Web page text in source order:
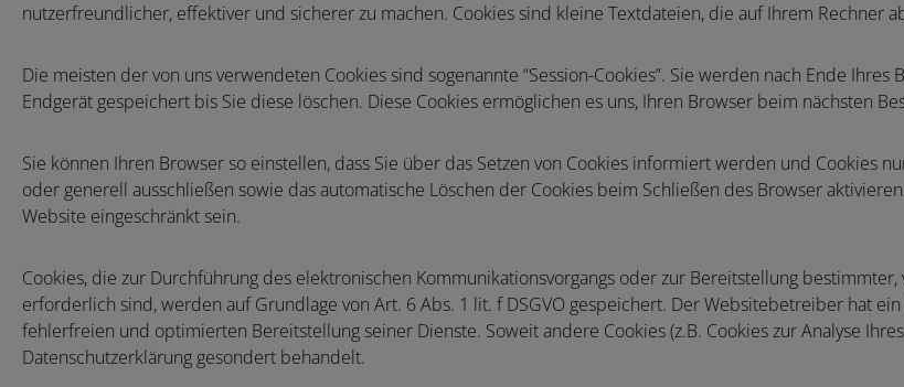
nutzerfreundlicher, effektiver und sicherer zu machen. Cookies sind kleine Textdateien, die auf Ihrem Rechner
Die meisten der von uns verwendeten Cookies sind sogenannte “Session-Cookies”. Sie werden nach Ende
Endgerät gespeichert bis Sie diese löschen. Diese Cookies ermöglichen es uns, Ihren Browser beim nächsten
Sie können Ihren Browser so einstellen, dass Sie über das Setzen von Cookies informiert werden und Cookies
oder generell ausschließen sowie das automatische Löschen der Cookies beim Schließen des Browser
Website eingeschränkt sein.
Cookies, die zur Durchführung des elektronischen Kommunikationsvorgangs oder zur Bereitstellung
erforderlich sind, werden auf Grundlage von Art. 6 Abs. 1 lit. f DSGVO gespeichert. Der Websitebetreiber hat
fehlerfreien und optimierten Bereitstellung seiner Dienste. Soweit andere Cookies (z.B. Cookies zur Analyse
Datenschutzerklärung gesondert behandelt.